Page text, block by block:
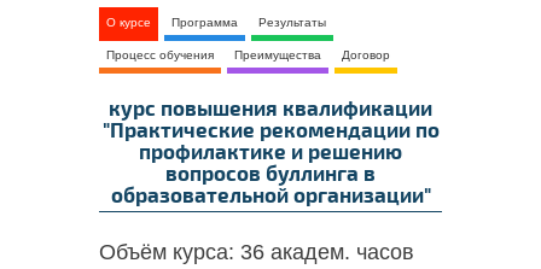
О курсе Программа Результаты
Процесс обучения Преимущества Договор
курс повышения квалификации
"Практические рекомендации по
профилактике и решению
вопросов буллинга в
образовательной организации"
Объём курса: 36 академ. часов